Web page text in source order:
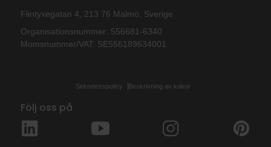
Flintyxegatan 4, 213 76 Malmö, Sverige
Organisationsnummer: 556681-6340
Momsnummer/VAT: SE556189634001
Sekretesspolicy Beskrivning av kakor
Följ oss på